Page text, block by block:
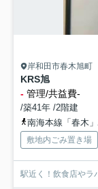
岸和田市春木旭町
KRS旭
- 管理/共益費-
/築41年 /2階建
南海本線「春木
敷地内ごみ置き場
駅近く！飲食店や